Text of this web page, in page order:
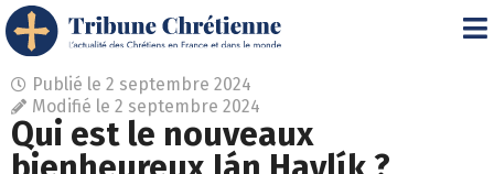
Publié le 2 septembre 2024
Modifié le 2 septembre 2024
Qui est le nouveaux